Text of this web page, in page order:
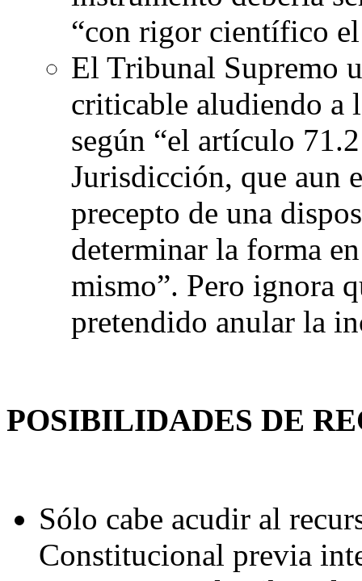
“con rigor científico el
El Tribunal Supremo
criticable aludiendo a
según “el artículo
Jurisdicción, que aun
precepto de una
determinar la forma
mismo”. Pero ignora
pretendido anular la
POSIBILIDADES DE
Sólo cabe acudir al
Constitucional previa